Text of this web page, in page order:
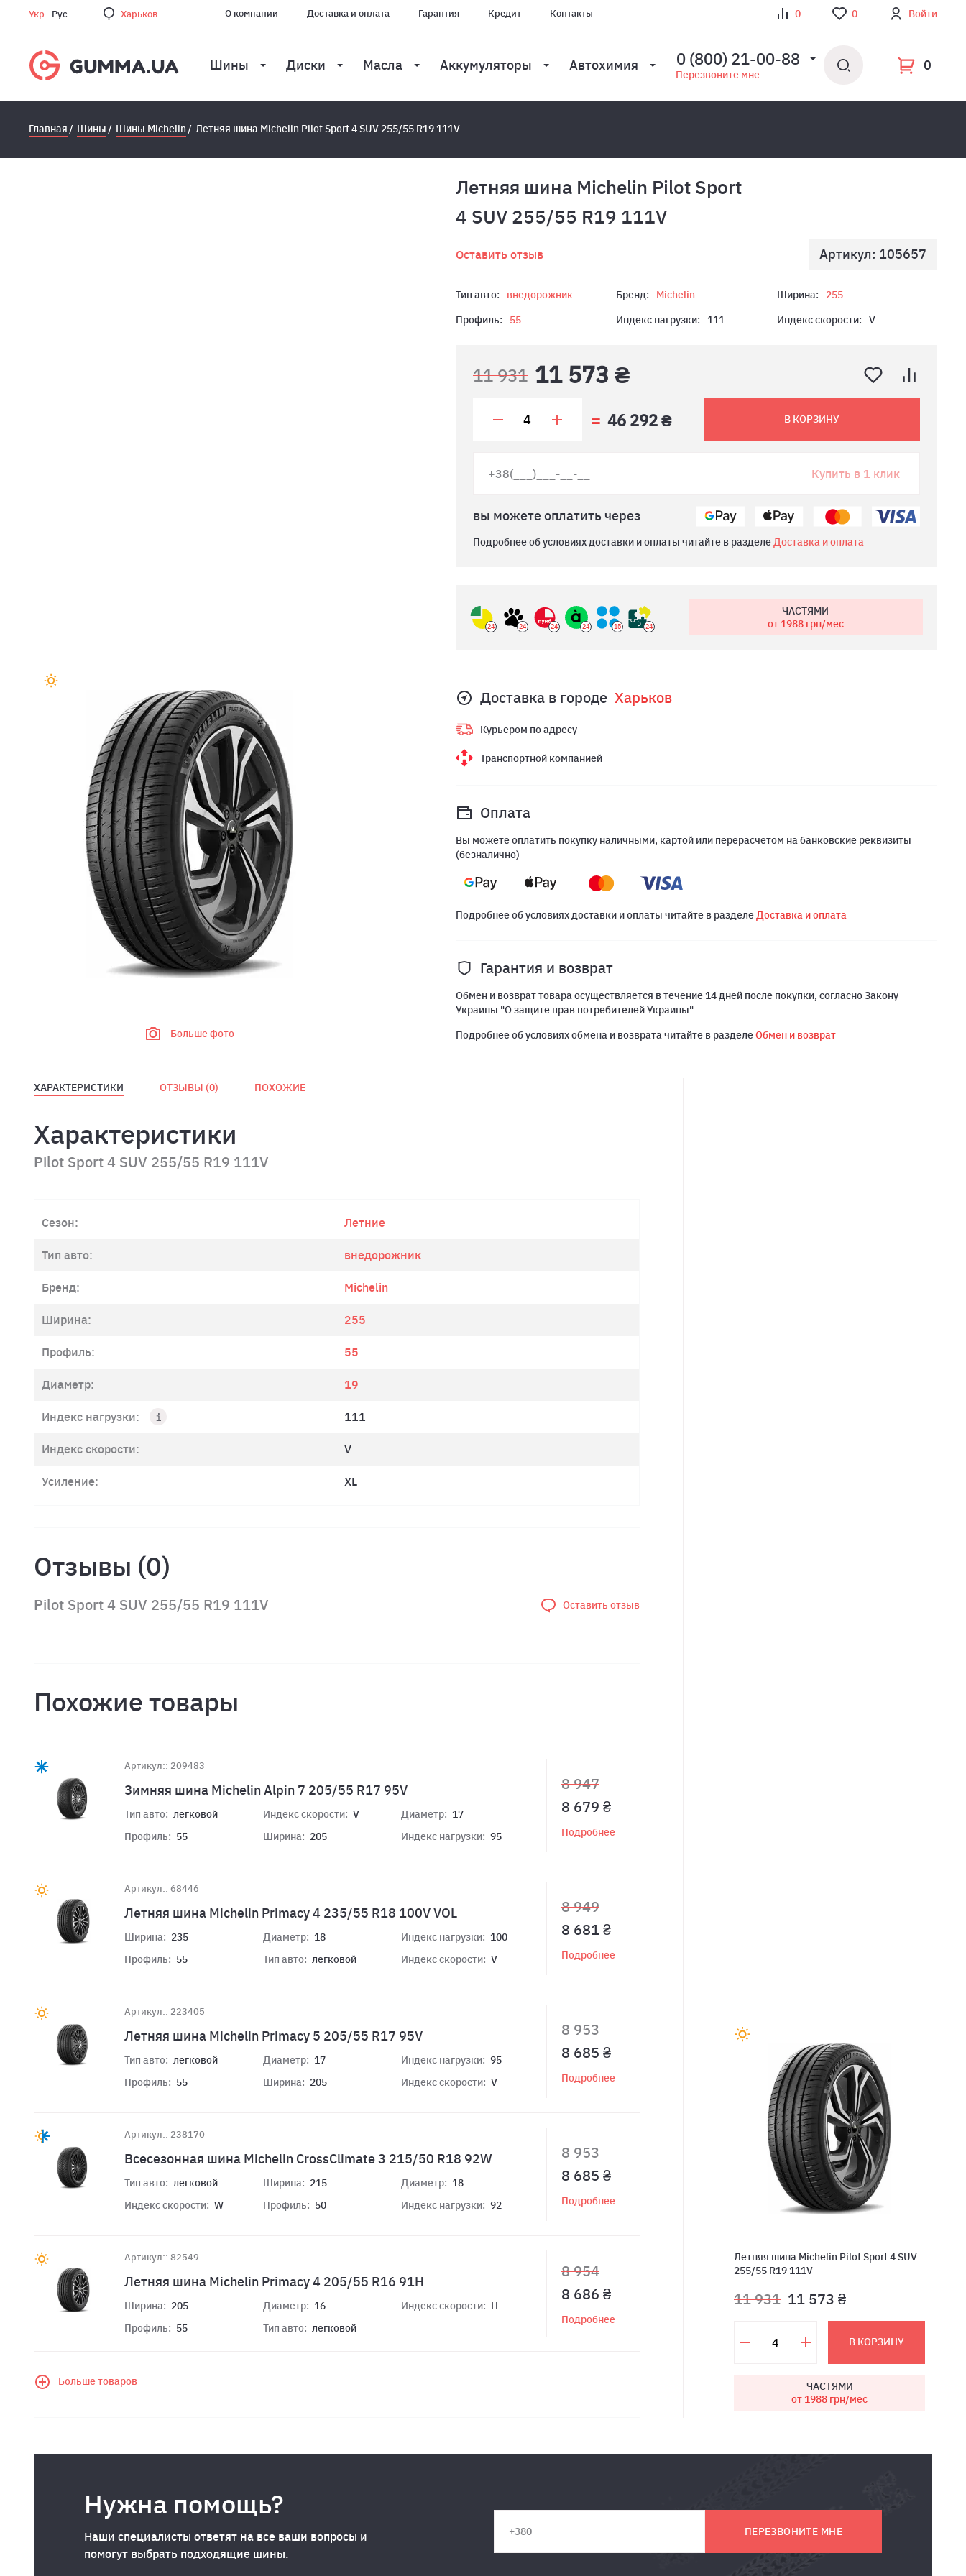
Укр Рус Харьков О компании Доставка и оплата Гарантия Кредит Контакты 0 0 Войти
Шины Диски Масла Аккумуляторы Автохимия 0 (800) 21-00-88
Перезвоните мне
0
Главная Шины Шины Michelin Летняя шина Michelin Pilot Sport 4 SUV 255/55 R19 111V
Больше фото
Летняя шина Michelin Pilot Sport
4 SUV 255/55 R19 111V
Оставить отзыв Артикул: 105657
Тип авто: внедорожник Бренд: Michelin Ширина:
255
Профиль:
55 Индекс нагрузки: 111 Индекс скорости: V
11 931 11 573 ₴
46 292 ₴ В КОРЗИНУ
Купить в 1 клик
вы можете оплатить через
Подробнее об условиях доставки и оплаты читайте в разделеДоставка и оплата
24 24 24 24 15 24
ЧАСТЯМИ
от 1988грн/мес
Доставка в городе Харьков
Курьером по адресу
Транспортной компанией
Оплата
Вы можете оплатить покупку наличными, картой или перерасчетом на банковские реквизиты
(безналично)
Подробнее об условиях доставки и оплаты читайте в разделеДоставка и оплата
Гарантия и возврат
Обмен и возврат товара осуществляется в течение 14 дней после покупки, согласно Закону
Украины "О защите прав потребителей Украины"
Подробнее об условиях обмена и возврата читайте в разделеОбмен и возврат
ХАРАКТЕРИСТИКИ ОТЗЫВЫ (0) ПОХОЖИЕ
Характеристики
Pilot Sport 4 SUV 255/55 R19 111V
Сезон: Летние
Тип авто: внедорожник
Бренд: Michelin
Ширина: 255
Профиль: 55
Диаметр: 19
Индекс нагрузки: 111
Индекс скорости: V
Усиление: XL
Отзывы (0)
Pilot Sport 4 SUV 255/55 R19 111V Оставить отзыв
Похожие товары
Артикул:: 209483
Зимняя шина Michelin Alpin 7 205/55 R17 95V
Тип авто: легковой
Профиль: 55
Индекс скорости: V
Ширина: 205
Диаметр: 17
Индекс нагрузки: 95
8 947
8 679 ₴
Подробнее
Артикул:: 68446
Летняя шина Michelin Primacy 4 235/55 R18 100V VOL
Ширина: 235
Профиль: 55
Диаметр: 18
Тип авто: легковой
Индекс нагрузки: 100
Индекс скорости: V
8 949
8 681 ₴
Подробнее
Артикул:: 223405
Летняя шина Michelin Primacy 5 205/55 R17 95V
Тип авто: легковой
Профиль: 55
Диаметр: 17
Ширина: 205
Индекс нагрузки: 95
Индекс скорости: V
8 953
8 685 ₴
Подробнее
Артикул:: 238170
Всесезонная шина Michelin CrossClimate 3 215/50 R18 92W
Тип авто: легковой
Индекс скорости: W
Ширина: 215
Профиль: 50
Диаметр: 18
Индекс нагрузки: 92
8 953
8 685 ₴
Подробнее
Артикул:: 82549
Летняя шина Michelin Primacy 4 205/55 R16 91H
Ширина: 205
Профиль: 55
Диаметр: 16
Тип авто: легковой
Индекс скорости: H
8 954
8 686 ₴
Подробнее
Больше товаров
Летняя шина Michelin Pilot Sport 4 SUV
255/55 R19 111V
11 931 11 573 ₴
В КОРЗИНУ
ЧАСТЯМИ
от 1988 грн/мес
Нужна помощь?
Наши специалисты ответят на все ваши вопросы и
помогут выбрать подходящие шины.
ПЕРЕЗВОНИТЕ МНЕ